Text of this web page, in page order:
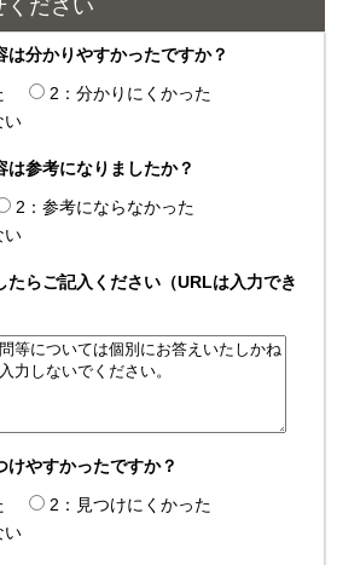
ください
分かりやすかったですか？
2：分かりにくかった
い
参考になりましたか？
2：参考にならなかった
い
たらご記入ください（URLは入力でき
やすかったですか？
2：見つけにくかった
い